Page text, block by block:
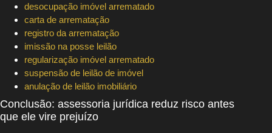
desocupação imóvel arrematado
carta de arrematação
registro da arrematação
imissão na posse leilão
regularização imóvel arrematado
suspensão de leilão de imóvel
anulação de leilão imobiliário
Conclusão: assessoria jurídica reduz risco antes
que ele vire prejuízo